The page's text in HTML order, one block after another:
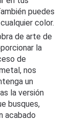
puedes
color.
de arte de
la
de
nos
un
la versión
busques,
acabado